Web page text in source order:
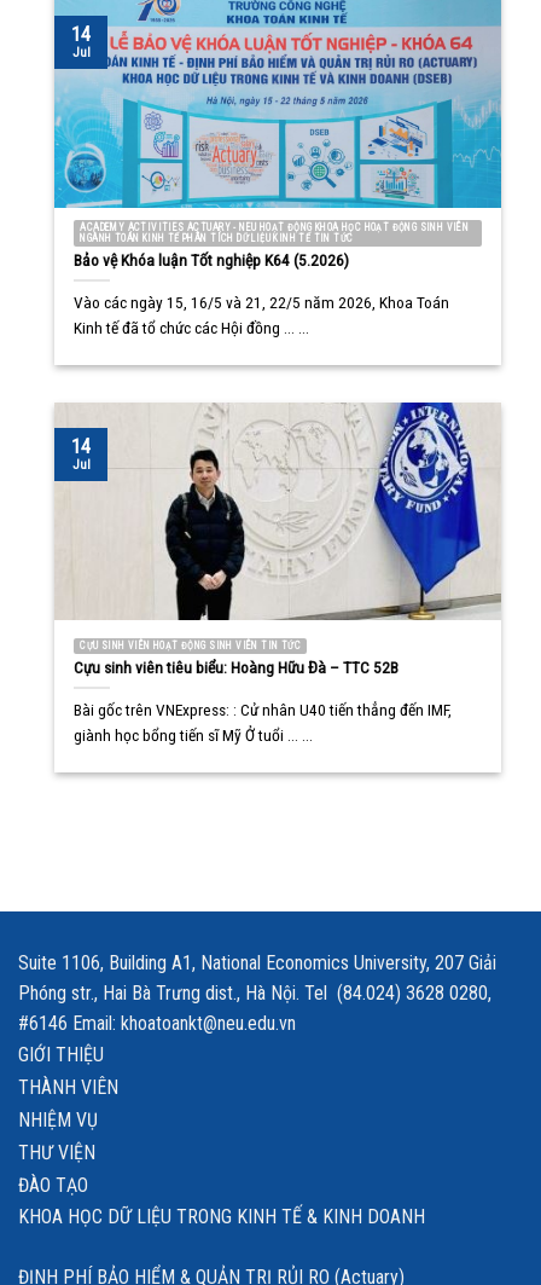
ACADEMY ACTIVITIES ACTUARY - NEU HOẠT ĐỘNG KHOA HỌC HOẠT ĐỘNG SINH VIÊN
NGÀNH TOÁN KINH TẾ PHÂN TÍCH DỮ LIỆU KINH TẾ TIN TỨC
Bảo vệ Khóa luận Tốt nghiệp K64 (5.2026)
Vào các ngày 15, 16/5 và 21, 22/5 năm 2026, Khoa Toán
Kinh tế đã tổ chức các Hội đồng ... ...
14
Jul
CỰU SINH VIÊN HOẠT ĐỘNG SINH VIÊN TIN TỨC
Cựu sinh viên tiêu biểu: Hoàng Hữu Đà – TTC 52B
Bài gốc trên VNExpress: : Cử nhân U40 tiến thẳng đến IMF,
giành học bổng tiến sĩ Mỹ Ở tuổi ... ...
14
Jul
Suite 1106, Building A1, National Economics University, 207 Giải
Phóng str., Hai Bà Trưng dist., Hà Nội. Tel (84.024) 3628 0280,
#6146 Email: khoatoankt@neu.edu.vn
GIỚI THIỆU
THÀNH VIÊN
NHIỆM VỤ
THƯ VIỆN
ĐÀO TẠO
KHOA HỌC DỮ LIỆU TRONG KINH TẾ & KINH DOANH
ĐỊNH PHÍ BẢO HIỂM & QUẢN TRỊ RỦI RO (Actuary)